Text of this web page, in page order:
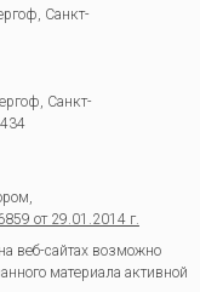
Санкт-
, Санкт-
от 29.01.2014 г.
веб-сайтах возможно
материала активной